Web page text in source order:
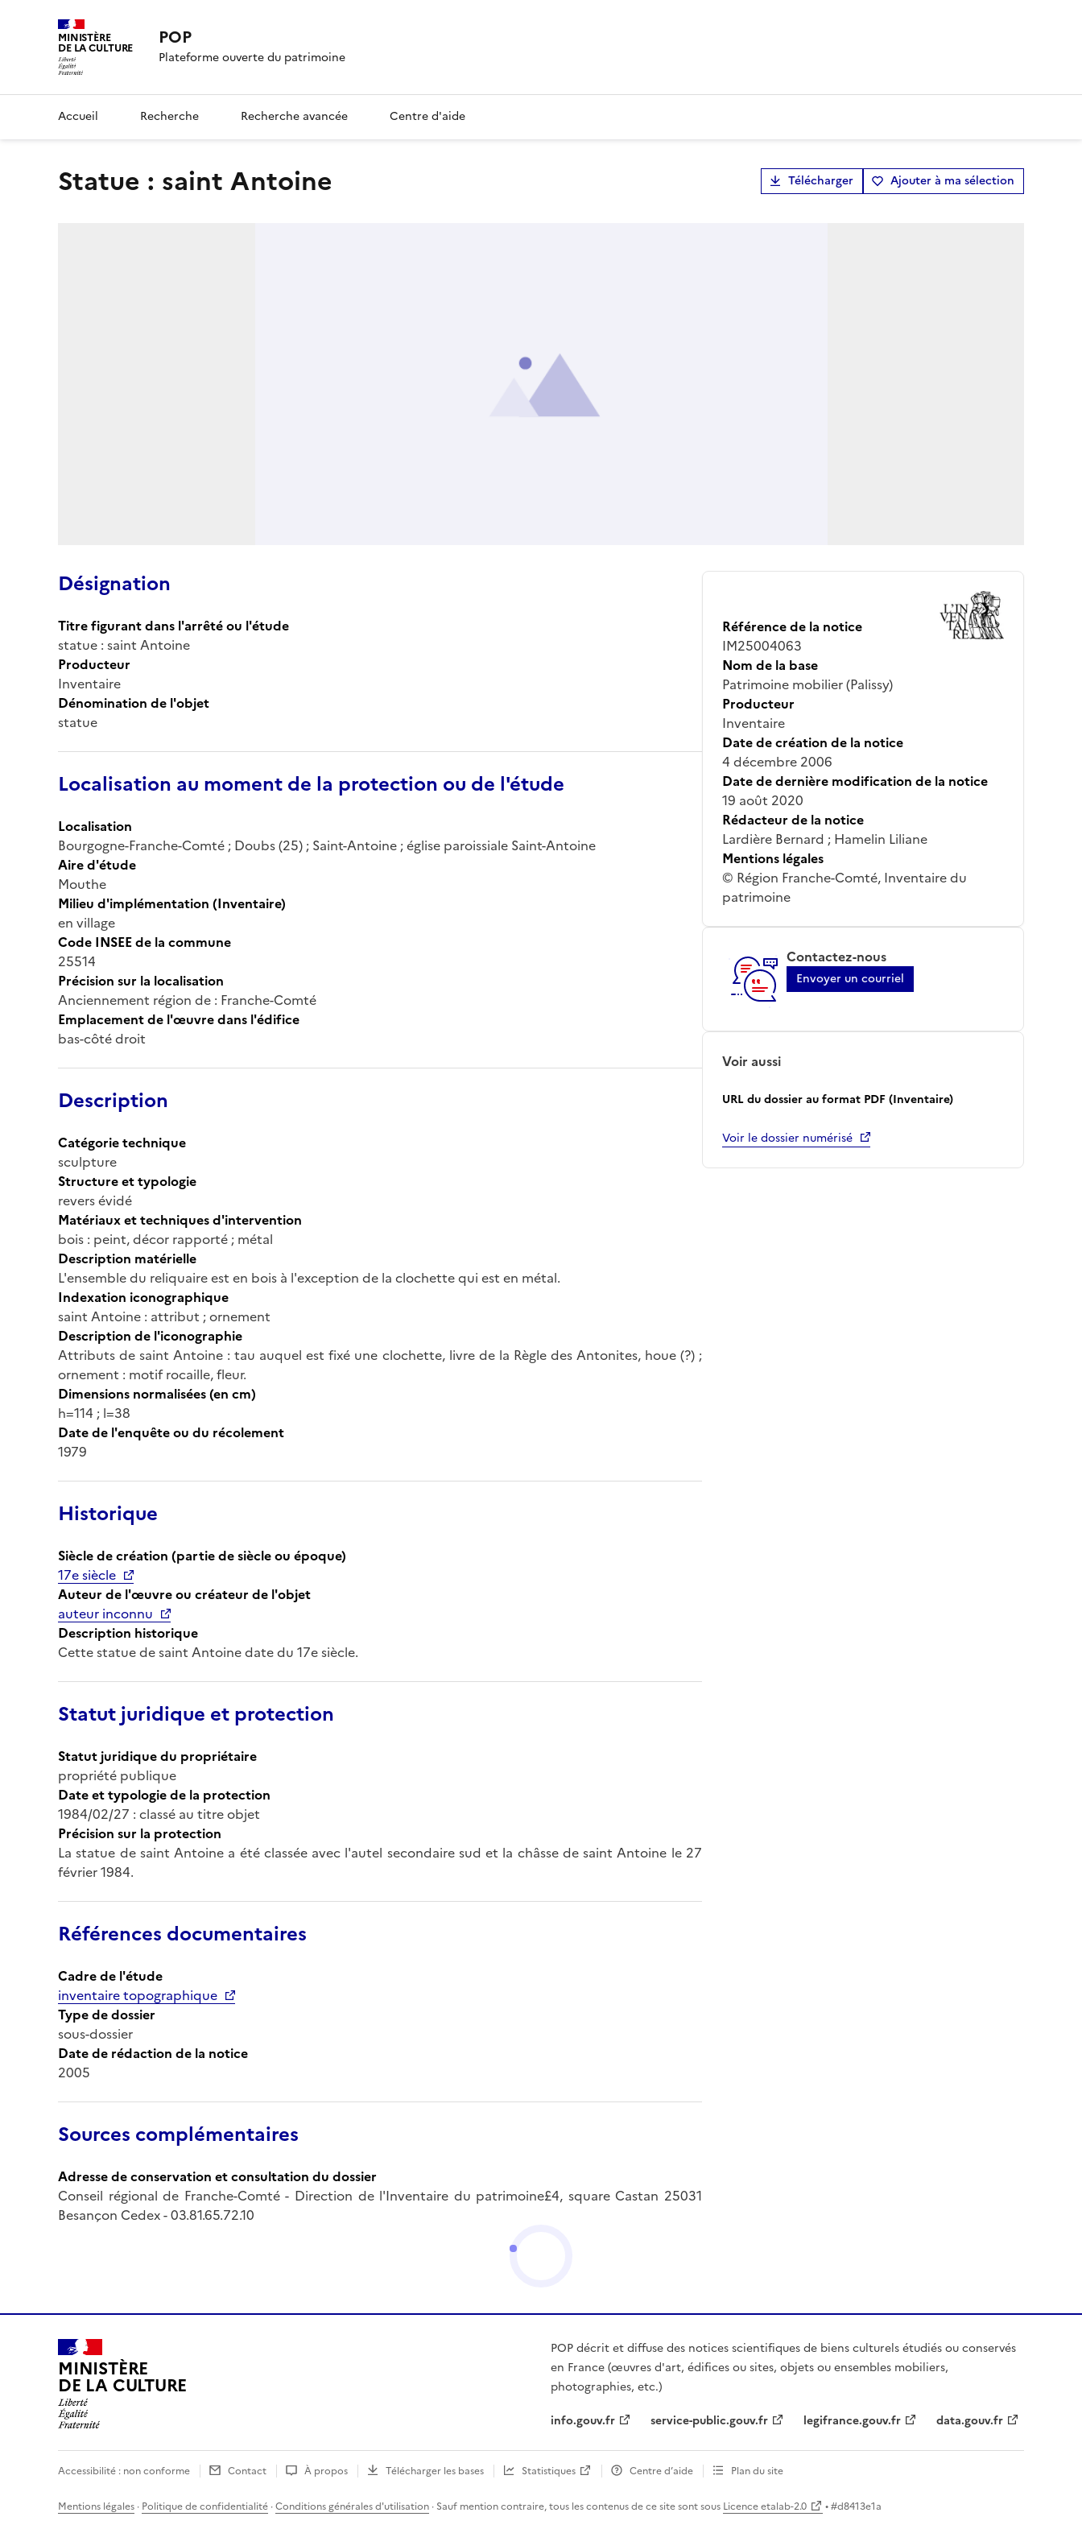
MINISTÈRE
DE LA CULTURE POP
Plateforme ouverte du patrimoine
Accueil Recherche Recherche avancée Centre d'aide
statue : saint Antoine Télécharger Ajouter à ma sélection
Désignation
Titre figurant dans l'arrêté ou l'étude
statue : saint Antoine
Producteur
Inventaire
Dénomination de l'objet
statue
Localisation au moment de la protection ou de l'étude
Localisation
Bourgogne-Franche-Comté ; Doubs (25) ; Saint-Antoine ; église paroissiale Saint-Antoine
Aire d'étude
Mouthe
Milieu d'implémentation (Inventaire)
en village
Code INSEE de la commune
25514
Précision sur la localisation
Anciennement région de : Franche-Comté
Emplacement de l'œuvre dans l'édifice
bas-côté droit
Description
Catégorie technique
sculpture
Structure et typologie
revers évidé
Matériaux et techniques d'intervention
bois : peint, décor rapporté ; métal
Description matérielle
L'ensemble du reliquaire est en bois à l'exception de la clochette qui est en métal.
Indexation iconographique
saint Antoine : attribut ; ornement
Description de l'iconographie
Attributs de saint Antoine : tau auquel est fixé une clochette, livre de la Règle des Antonites, houe (?) ;
ornement : motif rocaille, fleur.
Dimensions normalisées (en cm)
h=114 ; l=38
Date de l'enquête ou du récolement
1979
Historique
Siècle de création (partie de siècle ou époque)
17e siècle
Auteur de l'œuvre ou créateur de l'objet
auteur inconnu
Description historique
Cette statue de saint Antoine date du 17e siècle.
Statut juridique et protection
Statut juridique du propriétaire
propriété publique
Date et typologie de la protection
1984/02/27 : classé au titre objet
Précision sur la protection
La statue de saint Antoine a été classée avec l'autel secondaire sud et la châsse de saint Antoine le 27
février 1984.
Références documentaires
Cadre de l'étude
inventaire topographique
Type de dossier
sous-dossier
Date de rédaction de la notice
2005
Sources complémentaires
Adresse de conservation et consultation du dossier
Conseil régional de Franche-Comté - Direction de l'Inventaire du patrimoine£4, square Castan 25031
Besançon Cedex - 03.81.65.72.10
Référence de la notice
IM25004063
Nom de la base
Patrimoine mobilier (Palissy)
Producteur
Inventaire
Date de création de la notice
4 décembre 2006
Date de dernière modification de la notice
19 août 2020
Rédacteur de la notice
Lardière Bernard ; Hamelin Liliane
Mentions légales
© Région Franche-Comté, Inventaire du
patrimoine
Contactez-nous
Envoyer un courriel
Voir aussi
URL du dossier au format PDF (Inventaire)
Voir le dossier numérisé
MINISTÈRE
DE LA CULTURE
POP décrit et diffuse des notices scientifiques de biens culturels étudiés ou conservés
en France (œuvres d'art, édifices ou sites, objets ou ensembles mobiliers,
photographies, etc.)
info.gouv.fr
service-public.gouv.fr legifrance.gouv.fr data.gouv.fr
Accessibilité : non conforme Contact À propos Télécharger les bases Statistiques Centre d’aide Plan du site
Mentions légales · Politique de confidentialité ·Conditions générales d'utilisation · Sauf mention contraire, tous les contenus de ce site sont sous Licence etalab-2.0 • #d8413e1a